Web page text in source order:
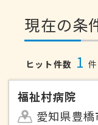
現在の条
ヒット件数 1 件
福祉村病院
愛知県豊